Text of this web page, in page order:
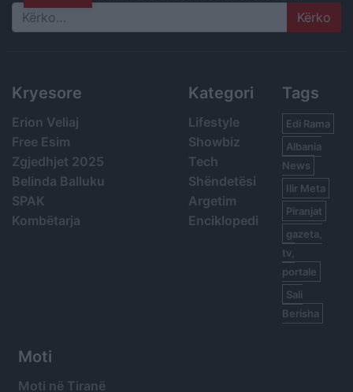
Search
Kryesore
Erion Veliaj
Free Esim
Zgjedhjet 2025
Belinda Balluku
SPAK
Kombëtarja
Kategori
Lifestyle
Showbiz
Tech
Shëndetësi
Argetim
Enciklopedi
Tags
Edi Rama
Albania
News
Ilir Meta
Piranjat
gazeta,
tv,
portale
Sali
Berisha
Moti
Moti në Tiranë